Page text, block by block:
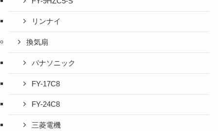
リンナイ
換気扇
パナソニック
FY-17C8
FY-24C8
三菱電機